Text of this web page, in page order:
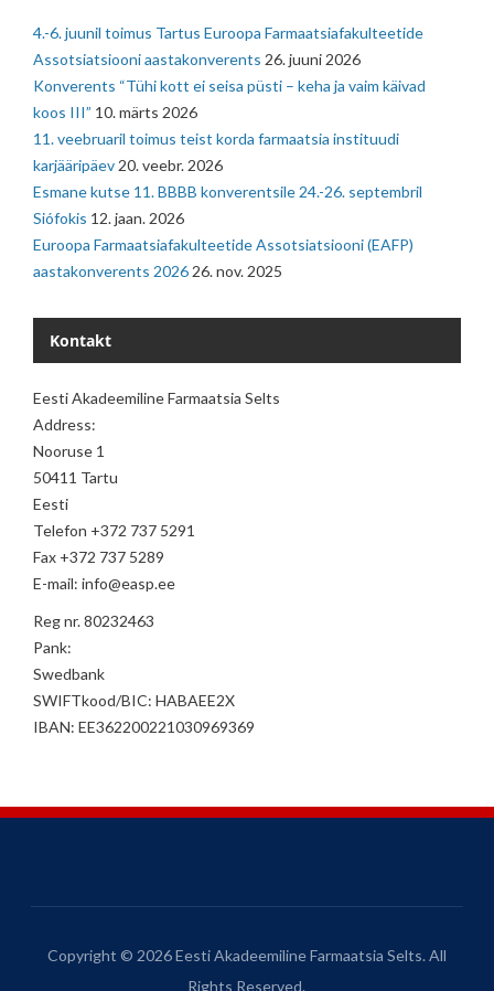
4.-6. juunil toimus Tartus Euroopa Farmaatsiafakulteetide
Assotsiatsiooni aastakonverents 26. juuni 2026
Konverents “Tühi kott ei seisa püsti – keha ja vaim käivad
koos III” 10. märts 2026
11. veebruaril toimus teist korda farmaatsia instituudi
karjääripäev 20. veebr. 2026
Esmane kutse 11. BBBB konverentsile 24.-26. septembril
Siófokis 12. jaan. 2026
Euroopa Farmaatsiafakulteetide Assotsiatsiooni (EAFP)
aastakonverents 2026 26. nov. 2025
Kontakt
Eesti Akadeemiline Farmaatsia Selts
Address:
Nooruse 1
50411 Tartu
Eesti
Telefon +372 737 5291
Fax +372 737 5289
E-mail: info@easp.ee
Reg nr. 80232463
Pank:
Swedbank
SWIFTkood/BIC: HABAEE2X
IBAN: EE362200221030969369
Copyright © 2026 Eesti Akadeemiline Farmaatsia Selts. All
Rights Reserved.